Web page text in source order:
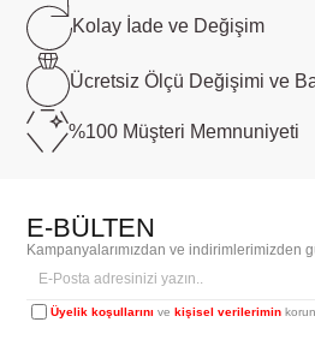
Kolay İade ve Değişim
Ücretsiz Ölçü Değişimi ve
%100 Müşteri Memnuniyeti
E-BÜLTEN
Kampanyalarımızdan ve indirimlerimizden
Üyelik koşullarını vekişisel verilerimin